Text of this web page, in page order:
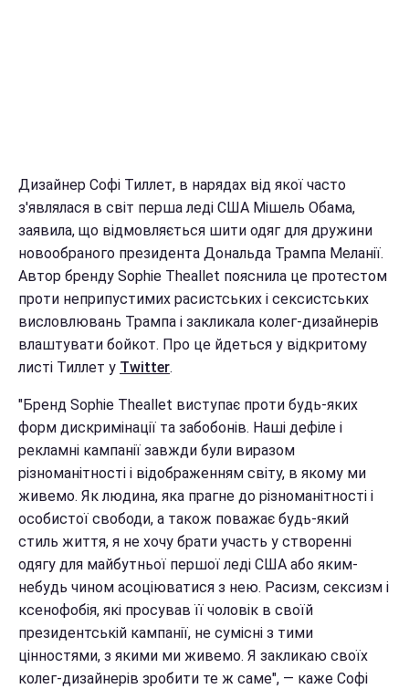
Дизайнер Софі Тиллет, в нарядах від якої часто
з'являлася в світ перша леді США Мішель Обама,
заявила, що відмовляється шити одяг для дружини
новообраного президента Дональда Трампа Меланії.
Автор бренду Sophie Theallet пояснила це протестом
проти неприпустимих расистських і сексистських
висловлювань Трампа і закликала колег-дизайнерів
влаштувати бойкот. Про це йдеться у відкритому
листі Тиллет у Twitter.
"Бренд Sophie Theallet виступає проти будь-яких
форм дискримінації та забобонів. Наші дефіле і
рекламні кампанії завжди були виразом
різноманітності і відображенням світу, в якому ми
живемо. Як людина, яка прагне до різноманітності і
особистої свободи, а також поважає будь-який
стиль життя, я не хочу брати участь у створенні
одягу для майбутньої першої леді США або яким-
небудь чином асоціюватися з нею. Расизм, сексизм і
ксенофобія, які просував її чоловік в своїй
президентській кампанії, не сумісні з тими
цінностями, з якими ми живемо. Я закликаю своїх
колег-дизайнерів зробити те ж саме", — каже Софі